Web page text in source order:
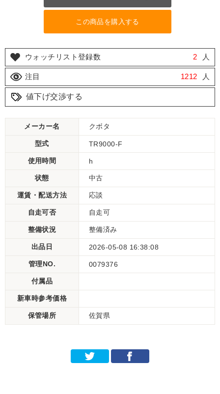
この商品を購入する
ウォッチリスト登録数 2 人
注目 1212 人
値下げ交渉する
メーカー名 クボタ
型式 TR9000-F
使用時間 h
状態 中古
運賃・配送方法 応談
自走可否 自走可
整備状況 整備済み
出品日 2026-05-08 16:38:08
管理NO. 0079376
付属品
新車時参考価格
保管場所 佐賀県